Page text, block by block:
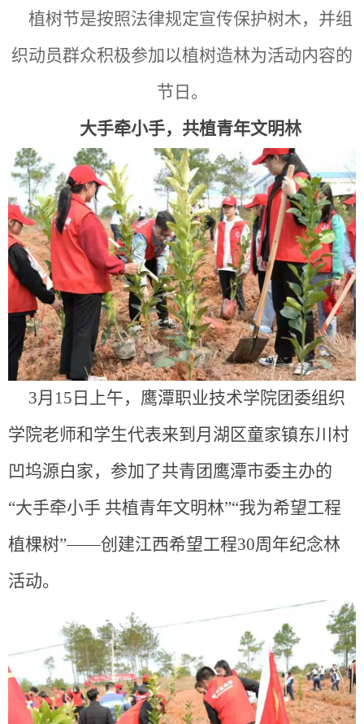
植树节是按照法律规定宣传保护树木，并组
织动员群众积极参加以植树造林为活动内容的
节日。
大手牵小手，共植青年文明林
3月15日上午，鹰潭职业技术学院团委组织
学院老师和学生代表来到月湖区童家镇东川村
凹坞源白家，参加了共青团鹰潭市委主办的
“大手牵小手 共植青年文明林”“我为希望工程
植棵树”——创建江西希望工程30周年纪念林
活动。